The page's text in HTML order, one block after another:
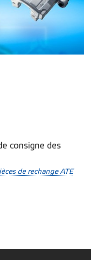
consigne des
de rechange ATE